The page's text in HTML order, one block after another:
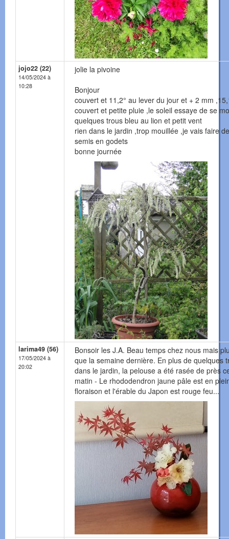
jojo22 (22)
14/05/2024 à
10:28
jolie la pivoine
Bonjour
couvert et 11,2° au lever du jour et + 2 mm
couvert et petite pluie ,le soleil essaye de se
quelques trous bleu au lion et petit vent
rien dans le jardin ,trop mouillée ,je vais faire
semis en godets
bonne journée
larima49 (56)
17/05/2024 à
20:02
Bonsoir les J.A. Beau temps chez nous mais
que la semaine dernière. En plus de quelques
dans le jardin, la pelouse a été rasée de près
matin - Le rhododendron jaune pâle est en
floraison et l'érable du Japon est rouge feu...